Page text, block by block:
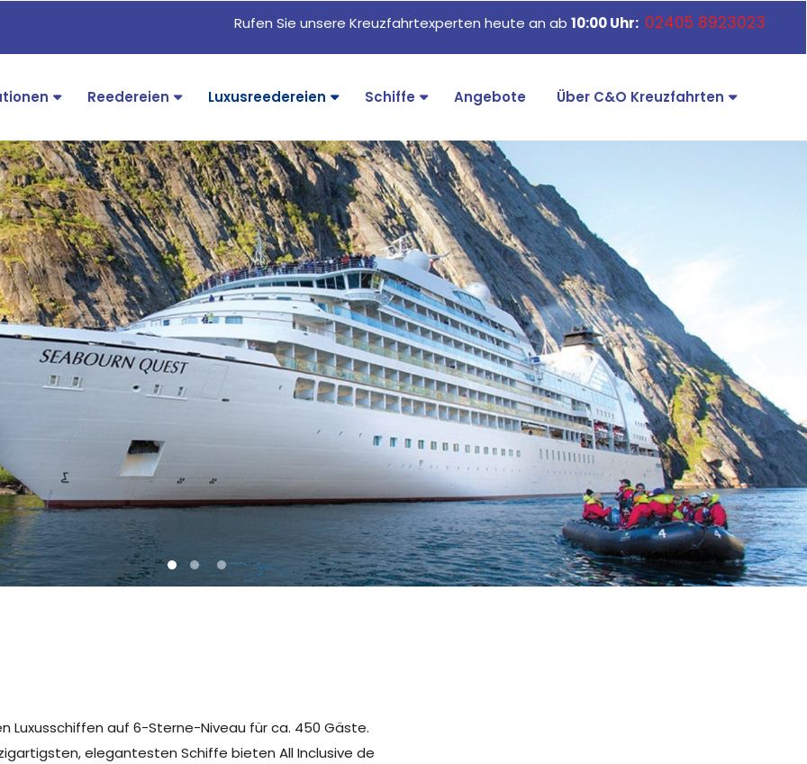
Rufen Sie unsere Kreuzfahrtexperten heute an ab 10:00 Uhr: 02405 8923023
Reedereien Luxusreedereien Schiffe Angebote Über C&O Kreuzfahrten
1 2 3
Luxusschiffen auf 6-Sterne-Niveau für ca. 450 Gäste.
elegantesten Schiffe bieten All Inclusive de